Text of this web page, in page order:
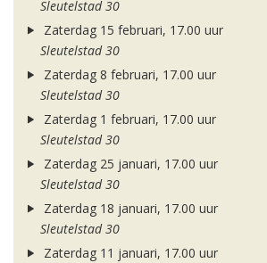
Sleutelstad 30
Zaterdag 15 februari, 17.00 uur
Sleutelstad 30
Zaterdag 8 februari, 17.00 uur
Sleutelstad 30
Zaterdag 1 februari, 17.00 uur
Sleutelstad 30
Zaterdag 25 januari, 17.00 uur
Sleutelstad 30
Zaterdag 18 januari, 17.00 uur
Sleutelstad 30
Zaterdag 11 januari, 17.00 uur